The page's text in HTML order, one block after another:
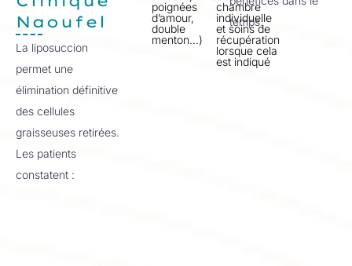
Naoufel
La liposuccion
permet une
élimination définitive
des cellules
graisseuses retirées.
Les patients
constatent :
poignées
d’amour,
double
menton…)
chambre
individuelle
et soins de
récupération
lorsque cela
est indiqué
temps.